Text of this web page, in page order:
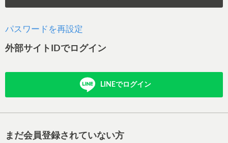
パスワードを再設定
外部サイトIDでログイン
LINEでログイン
まだ会員登録されていない方